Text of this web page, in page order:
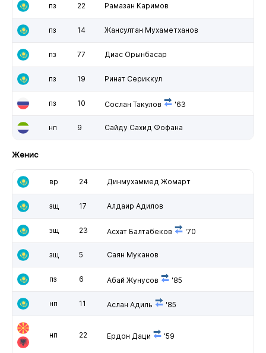
пз 22 Рамазан Каримов
пз 14 Жансултан Мухаметханов
пз 77 Диас Орынбасар
пз 19 Ринат Сериккул
пз 10 Сослан Такулов '63
нп 9 Сайду Сахид Фофана
Женис
вр 24 Динмухаммед Жомарт
зщ 17 Алдаир Адилов
зщ 23 Асхат Балтабеков '70
зщ 5 Саян Муканов
пз 6 Абай Жунусов '85
нп 11 Аслан Адиль '85
нп 22 Ердон Даци '59